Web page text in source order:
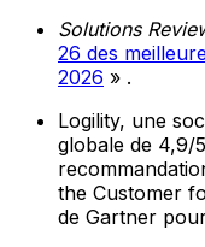
Solutions
26 des
2026 » .
Logility, une
globale de 4,9/
the Customer
de Gartner